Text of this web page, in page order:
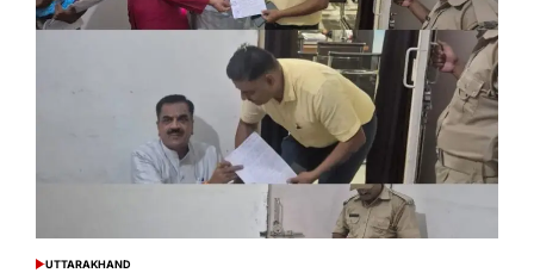
POSTED
UTTARAKHAND